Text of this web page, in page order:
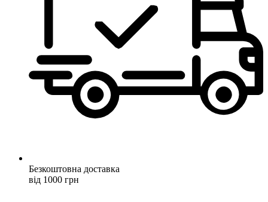
Безкоштовна доставка
від 1000 грн